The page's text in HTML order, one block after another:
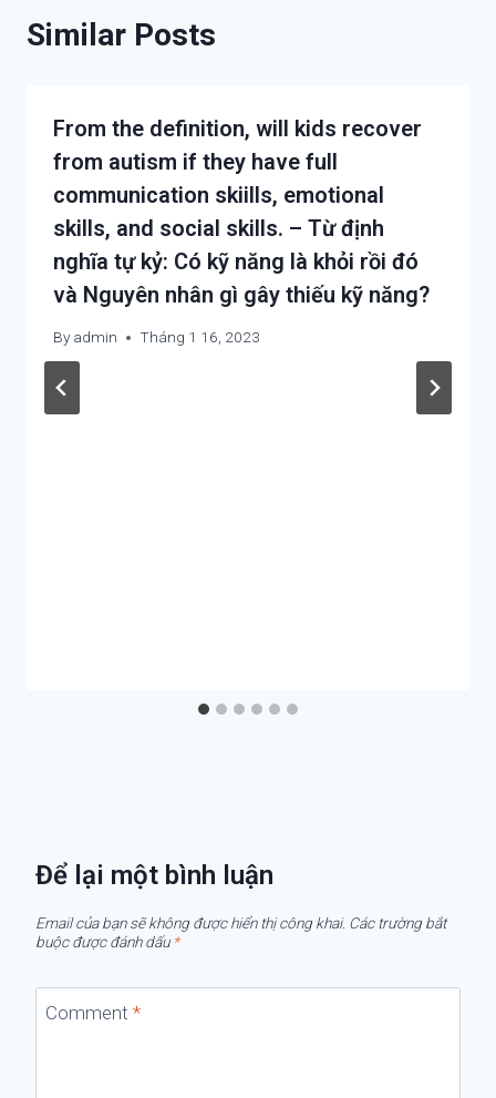
Similar Posts
From the definition, will kids recover
from autism if they have full
communication skiills, emotional
skills, and social skills. – Từ định
nghĩa tự kỷ: Có kỹ năng là khỏi rồi đó
và Nguyên nhân gì gây thiếu kỹ năng?
By admin Tháng 1 16, 2023
Để lại một bình luận
Email của bạn sẽ không được hiển thị công khai. Các trường bắt
buộc được đánh dấu *
Comment *